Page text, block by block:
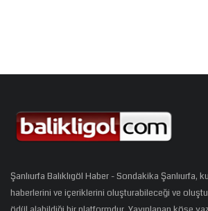
Şanlıurfa Balıklıgöl Haber - Sondakika Şanlıurfa,
haberlerini ve içeriklerini oluşturabileceği ve